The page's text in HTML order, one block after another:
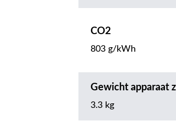
CO2
803 g/kWh
Gewicht apparaat
3.3 kg